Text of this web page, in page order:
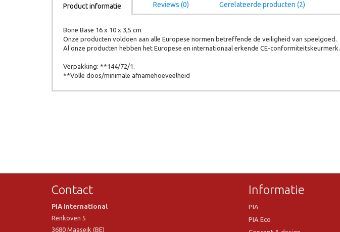
Product informatie Reviews (0) Gerelateerde producten (2)
Bone Base 16 x 10 x 3,5 cm
Onze producten voldoen aan alle Europese normen betreffende de veiligheid van speelgoed.
Al onze producten hebben het Europese en internationaal erkende CE-conformiteitskeurmerk.
Verpakking: **144/72/1.
**Volle doos/minimale afnamehoeveelheid
Contact
PIA International
Renkoven 5
3680 Maaseik (BE)
Informatie
PIA
PIA Eco